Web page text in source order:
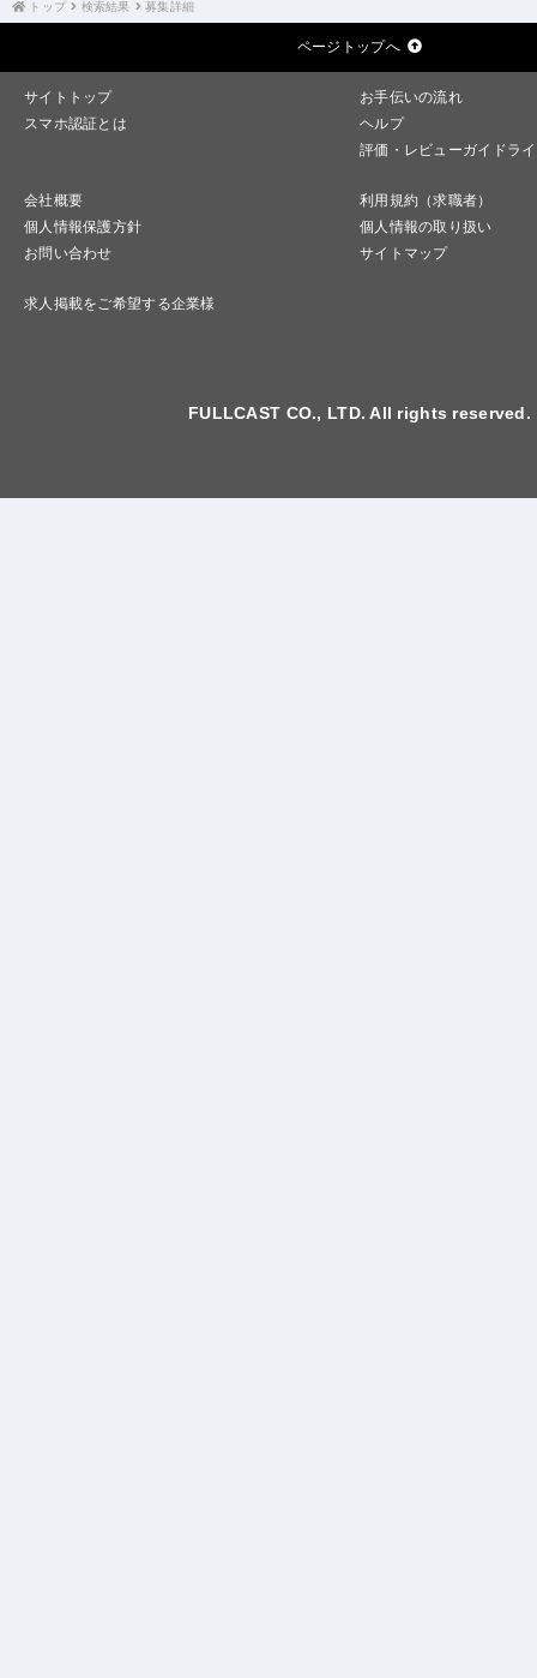
トップ 検索結果 募集詳細
ページトップへ
サイトトップ
お手伝いの流れ
スマホ認証とは
ヘルプ
評価・レビューガイドラ
会社概要
利用規約（求職者）
個人情報保護方針
個人情報の取り扱い
お問い合わせ
サイトマップ
求人掲載をご希望する企業様
FULLCAST CO., LTD. All rights reserved.